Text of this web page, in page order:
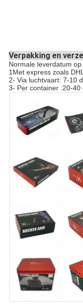
Verpakking en
Normale leverdatum
1Met express zoals
2- Via luchtvaart: 7-10
3- Per container :20-40